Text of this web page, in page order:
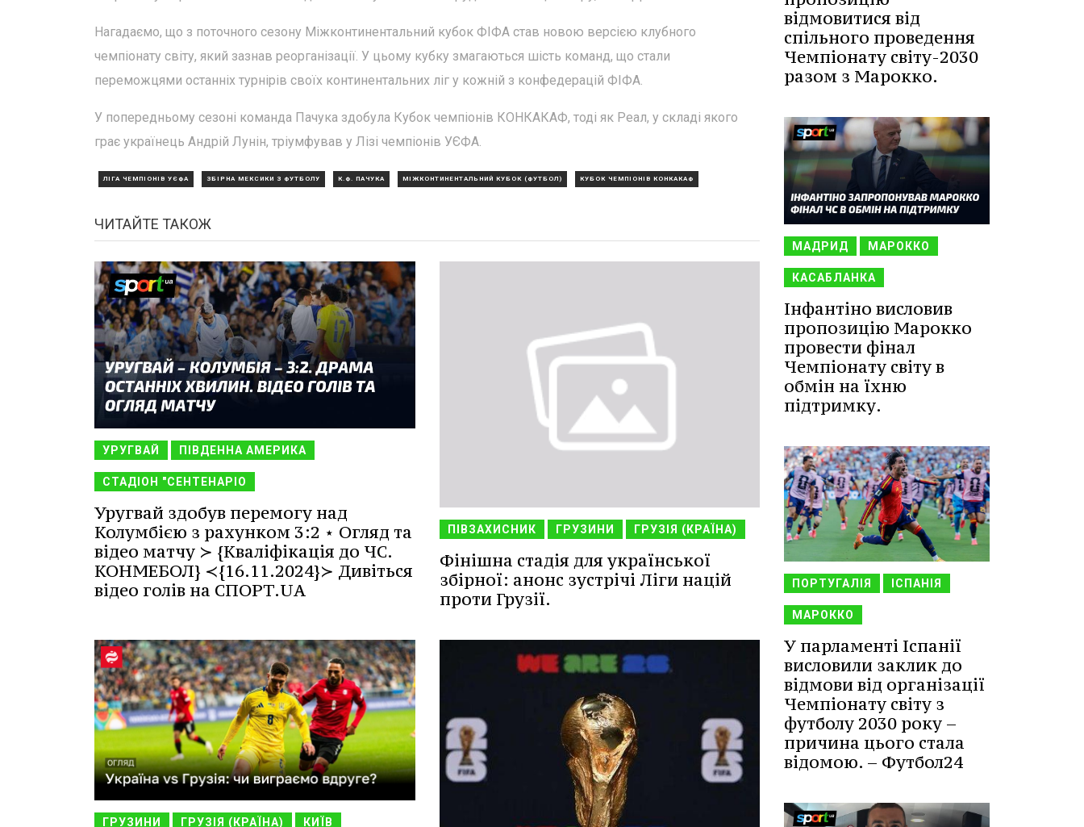
Нагадаємо, що з поточного сезону Міжконтинентальний кубок ФІФА став новою версією клубного
чемпіонату світу, який зазнав реорганізації. У цьому кубку змагаються шість команд, що стали
переможцями останніх турнірів своїх континентальних ліг у кожній з конфедерацій ФІФА.
У попередньому сезоні команда Пачука здобула Кубок чемпіонів КОНКАКАФ, тоді як Реал, у складі якого
грає українець Андрій Лунін, тріумфував у Лізі чемпіонів УЄФА.
ЛІГА ЧЕМПІОНІВ УЄФА ЗБІРНА МЕКСИКИ З ФУТБОЛУ К.Ф. ПАЧУКА МІЖКОНТИНЕНТАЛЬНИЙ КУБОК (ФУТБОЛ) КУБОК ЧЕМПІОНІВ КОНКАКАФ
ЧИТАЙТЕ ТАКОЖ
УРУГВАЙ ПІВДЕННА АМЕРИКА
СТАДІОН "СЕНТЕНАРІО
Уругвай здобув перемогу над
Колумбією з рахунком 3:2 ⋆ Огляд та
відео матчу ≻ {Кваліфікація до ЧС.
КОНМЕБОЛ} ≺{16.11.2024}≻ Дивіться
відео голів на СПОРТ.UA
ПІВЗАХИСНИК ГРУЗИНИ ГРУЗІЯ (КРАЇНА)
Фінішна стадія для української
збірної: анонс зустрічі Ліги націй
проти Грузії.
ГРУЗИНИ ГРУЗІЯ (КРАЇНА) КИЇВ
відмовитися від
спільного проведення
Чемпіонату світу-2030
разом з Марокко.
МАДРИД МАРОККО
КАСАБЛАНКА
Інфантіно висловив
пропозицію Марокко
провести фінал
Чемпіонату світу в
обмін на їхню
підтримку.
ПОРТУГАЛІЯ ІСПАНІЯ
МАРОККО
У парламенті Іспанії
висловили заклик до
відмови від організації
Чемпіонату світу з
футболу 2030 року –
причина цього стала
відомою. – Футбол24